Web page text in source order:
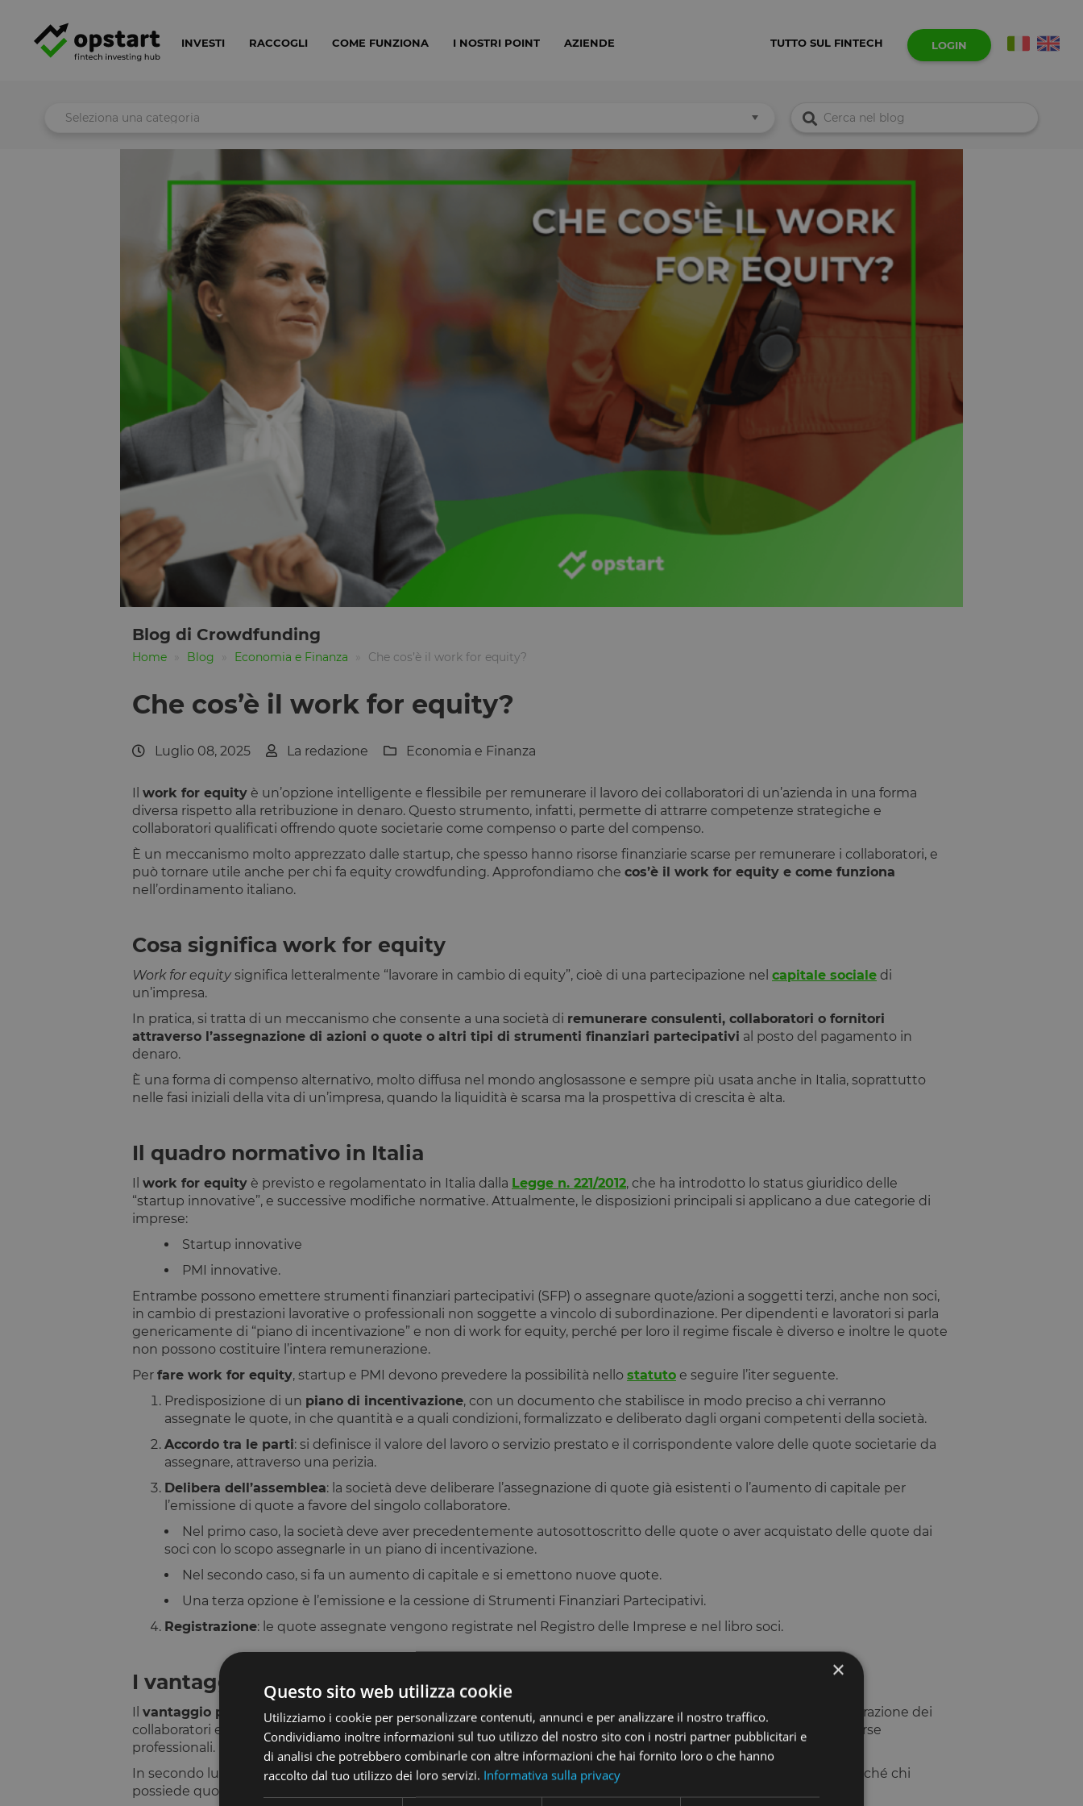
INVESTI RACCOGLI COME FUNZIONA I NOSTRI POINT AZIENDE TUTTO SUL FINTECH LOGIN
Seleziona una categoria
Blog di Crowdfunding
Home Blog Economia e Finanza Che cos’è il work for equity?
Che cos’è il work for equity?
Luglio 08, 2025 La redazione Economia e Finanza
work for equity è un’opzione intelligente e flessibile per remunerare il lavoro dei collaboratori di un’azienda in una forma
diversa rispetto alla retribuzione in denaro. Questo strumento, infatti, permette di attrarre competenze strategiche e
collaboratori qualificati offrendo quote societarie come compenso o parte del compenso.
È un meccanismo molto apprezzato dalle startup, che spesso hanno risorse finanziarie scarse per remunerare i collaboratori, e
può tornare utile anche per chi fa equity crowdfunding. Approfondiamo che cos’è il work for equity e come funziona
nell’ordinamento italiano.
Cosa significa work for equity
Work for equity significa letteralmente “lavorare in cambio di equity”, cioè di una partecipazione nel capitale sociale di
un’impresa.
In pratica, si tratta di un meccanismo che consente a una società di remunerare consulenti, collaboratori o fornitori
attraverso l’assegnazione di azioni o quote o altri tipi di strumenti finanziari partecipativi al posto del pagamento in
denaro.
È una forma di compenso alternativo, molto diffusa nel mondo anglosassone e sempre più usata anche in Italia, soprattutto
nelle fasi iniziali della vita di un’impresa, quando la liquidità è scarsa ma la prospettiva di crescita è alta.
Il quadro normativo in Italia
work for equity è previsto e regolamentato in Italia dalla Legge n. 221/2012, che ha introdotto lo status giuridico delle
“startup innovative”, e successive modifiche normative. Attualmente, le disposizioni principali si applicano a due categorie di
imprese:
Startup innovative
PMI innovative.
Entrambe possono emettere strumenti finanziari partecipativi (SFP) o assegnare quote/azioni a soggetti terzi, anche non soci,
in cambio di prestazioni lavorative o professionali non soggette a vincolo di subordinazione. Per dipendenti e lavoratori si parla
genericamente di “piano di incentivazione” e non di work for equity, perché per loro il regime fiscale è diverso e inoltre le quote
non possono costituire l’intera remunerazione.
Per fare work for equity, startup e PMI devono prevedere la possibilità nello statuto e seguire l’iter seguente.
Predisposizione di un piano di incentivazione, con un documento che stabilisce in modo preciso a chi verranno
assegnate le quote, in che quantità e a quali condizioni, formalizzato e deliberato dagli organi competenti della società.
Accordo tra le parti: si definisce il valore del lavoro o servizio prestato e il corrispondente valore delle quote societarie da
assegnare, attraverso una perizia.
Delibera dell’assemblea: la società deve deliberare l’assegnazione di quote già esistenti o l’aumento di capitale per
l’emissione di quote a favore del singolo collaboratore.
Nel primo caso, la società deve aver precedentemente autosottoscritto delle quote o aver acquistato delle quote dai
soci con lo scopo assegnarle in un piano di incentivazione.
Nel secondo caso, si fa un aumento di capitale e si emettono nuove quote.
Una terza opzione è l’emissione e la cessione di Strumenti Finanziari Partecipativi.
Registrazione: le quote assegnate vengono registrate nel Registro delle Imprese e nel libro soci.
I vantaggi
vantaggio principale del work for equityè la possibilità di evitare una parte delle uscite di cassa per la remunerazione dei
collaboratori e di ottimizzare quindi le risorse finanziarie rispondendo al contempo alla necessità di accedere a risorse
professionali.
In secondo luogo, il work for equity genera una fortefidelizzazione nei collaboratori
, incentivando l’impegno, perché chi
possiede quote dell’azienda beneficia in prima persona del miglioramento delle performance aziendali.
×
Questo sito web utilizza cookie
Utilizziamo i cookie per personalizzare contenuti, annunci e per analizzare il nostro traffico.
Condividiamo inoltre informazioni sul tuo utilizzo del nostro sito con i nostri partner pubblicitari e
di analisi che potrebbero combinarle con altre informazioni che hai fornito loro o che hanno
raccolto dal tuo utilizzo dei loro servizi. Informativa sulla privacy